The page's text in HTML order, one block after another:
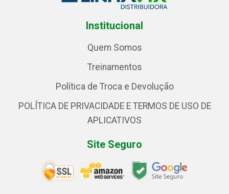
Institucional
Quem Somos
Treinamentos
Política de Troca e Devolução
POLÍTICA DE PRIVACIDADE E TERMOS DE USO DE
APLICATIVOS
Site Seguro